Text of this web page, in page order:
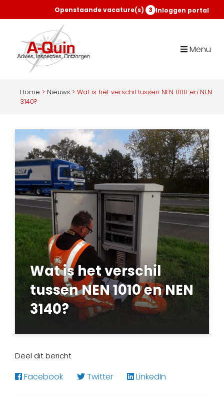
Openstaande vacature(s) 3 Inloggen portal
Menu
Home > Nieuws > Wat is het verschil tussen NEN 1010 en NEN
3140?
Wat is het verschil
tussen NEN 1010 en NEN
3140?
Deel dit bericht
Facebook Twitter LinkedIn